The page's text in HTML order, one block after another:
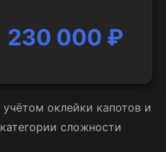
230 000 ₽
оклейки капотов и
сложности